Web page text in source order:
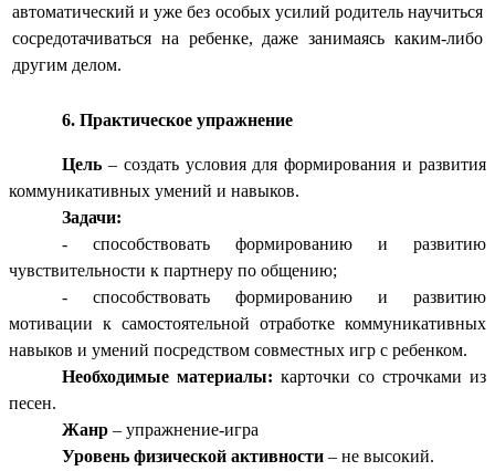
автоматический и уже без особых усилий родитель научиться
сосредотачиваться на ребенке, даже занимаясь каким-либо
другим делом.
6. Практическое упражнение
Цель – создать условия для формирования и развития
коммуникативных умений и навыков.
Задачи:
- способствовать формированию и развитию
чувствительности к партнеру по общению;
- способствовать формированию и развитию
мотивации к самостоятельной отработке коммуникативных
навыков и умений посредством совместных игр с ребенком.
Необходимые материалы: карточки со строчками из
песен.
Жанр – упражнение-игра
Уровень физической активности – не высокий.